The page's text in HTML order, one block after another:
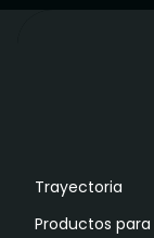
Trayectoria
Productos